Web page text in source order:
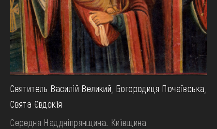
Святитель Василій Великий, Богородиця Почаївська,
Свята Євдокія
Середня Наддніпрянщина. Київщина